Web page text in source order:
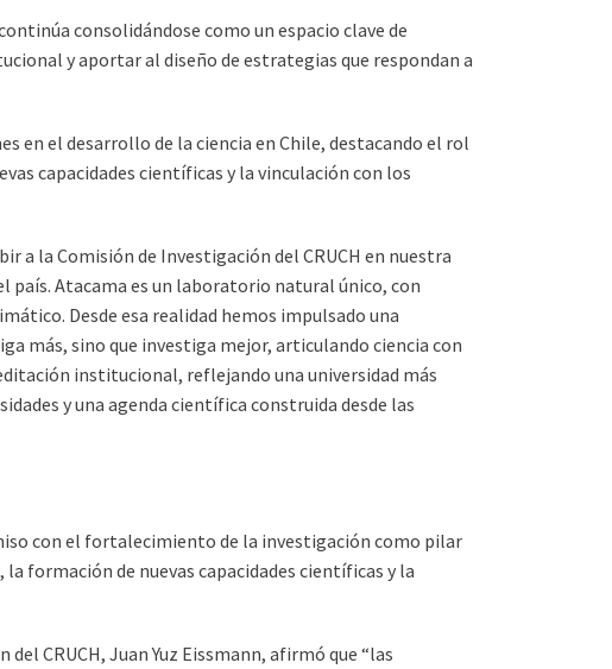
consolidándose como un espacio clave de
y aportar al diseño de estrategias que respondan a
en el desarrollo de la ciencia en Chile, destacando el rol
capacidades científicas y la vinculación con los
a la Comisión de Investigación del CRUCH en nuestra
país. Atacama es un laboratorio natural único, con
Desde esa realidad hemos impulsado una
más, sino que investiga mejor, articulando ciencia con
institucional, reflejando una universidad más
y una agenda científica construida desde las
con el fortalecimiento de la investigación como pilar
formación de nuevas capacidades científicas y la
CRUCH, Juan Yuz Eissmann, afirmó que “las